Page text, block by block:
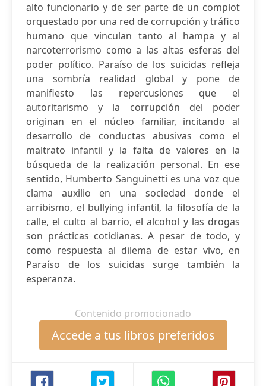
alto funcionario y de ser parte de un complot
orquestado por una red de corrupción y tráfico
humano que vinculan tanto al hampa y al
narcoterrorismo como a las altas esferas del
poder político. Paraíso de los suicidas refleja
una sombría realidad global y pone de
manifiesto las repercusiones que el
autoritarismo y la corrupción del poder
originan en el núcleo familiar, incitando al
desarrollo de conductas abusivas como el
maltrato infantil y la falta de valores en la
búsqueda de la realización personal. En ese
sentido, Humberto Sanguinetti es una voz que
clama auxilio en una sociedad donde el
arribismo, el bullying infantil, la filosofía de la
calle, el culto al barrio, el alcohol y las drogas
son prácticas cotidianas. A pesar de todo, y
como respuesta al dilema de estar vivo, en
Paraíso de los suicidas surge también la
esperanza.
Contenido promocionado
Accede a tus libros preferidos